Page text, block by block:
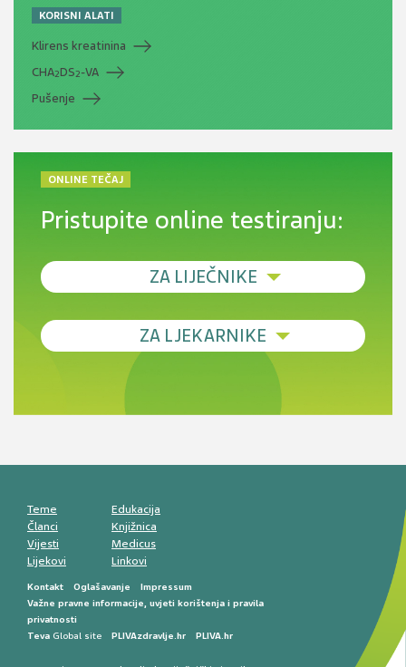
KORISNI ALATI
Klirens kreatinina
CHA2DS2-VA
Pušenje
ONLINE TEČAJ
Pristupite online testiranju:
ZA LIJEČNIKE
Debljina - od prevencije do personalizirane
Novi pogled na migrenu: komorbiditeti, spolne
razlike i nove terapije
smetnji do rane onkološke dijagnostike
ZA LJEKARNIKE
Antikoagulansi u ljekarničkoj praksi –
Teme
Članci
Vijesti
Lijekovi
Edukacija
Knjižnica
Medicus
Linkovi
Kontakt Oglašavanje
Impressum
Važne pravne informacije, uvjeti korištenja i pravila
privatnosti
Teva Global site PLIVAzdravlje.hr PLIVA.hr